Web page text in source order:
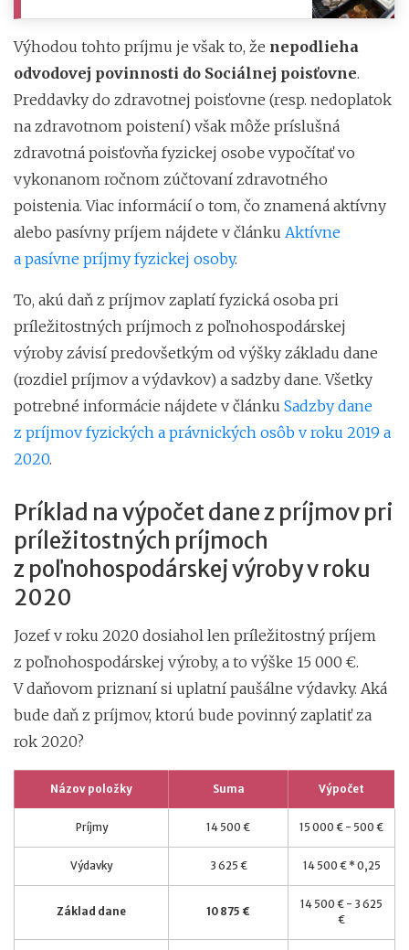
Výhodou tohto príjmu je však to, že nepodlieha
odvodovej povinnosti do Sociálnej poisťovne.
Preddavky do zdravotnej poisťovne (resp. nedoplatok
na zdravotnom poistení) však môže príslušná
zdravotná poisťovňa fyzickej osobe vypočítať vo
vykonanom ročnom zúčtovaní zdravotného
poistenia. Viac informácií o tom, čo znamená aktívny
alebo pasívny príjem nájdete v článku Aktívne
a pasívne príjmy fyzickej osoby.
To, akú daň z príjmov zaplatí fyzická osoba pri
príležitostných príjmoch z poľnohospodárskej
výroby závisí predovšetkým od výšky základu dane
(rozdiel príjmov a výdavkov) a sadzby dane. Všetky
potrebné informácie nájdete v článku Sadzby dane
z príjmov fyzických a právnických osôb v roku 2019 a
2020.
Príklad na výpočet dane z príjmov pri
príležitostných príjmoch
z poľnohospodárskej výroby v roku
2020
Jozef v roku 2020 dosiahol len príležitostný príjem
z poľnohospodárskej výroby, a to výške 15 000 €.
V daňovom priznaní si uplatní paušálne výdavky. Aká
bude daň z príjmov, ktorú bude povinný zaplatiť za
rok 2020?
Názov položky Suma Výpočet
Príjmy 14 500 € 15 000 € - 500 €
Výdavky 3 625 € 14 500 € * 0,25
Základ dane 10 875 €
14 500 € - 3 625
€